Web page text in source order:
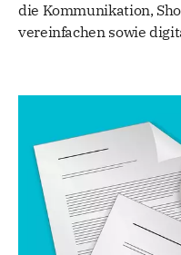
die Kommunikation,
vereinfachen sowie